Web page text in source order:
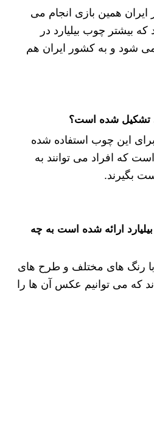
ایران همین بازی انجام می‌
بیشتر چوب بیلیارد در
شود و به کشور ایران هم
تشکیل شده است؟
این چوب استفاده شده
که افراد می توانند به
بگیرند.
ارائه شده است به چه
رنگ های مختلف و طرح های
که می توانیم عکس آن ها را